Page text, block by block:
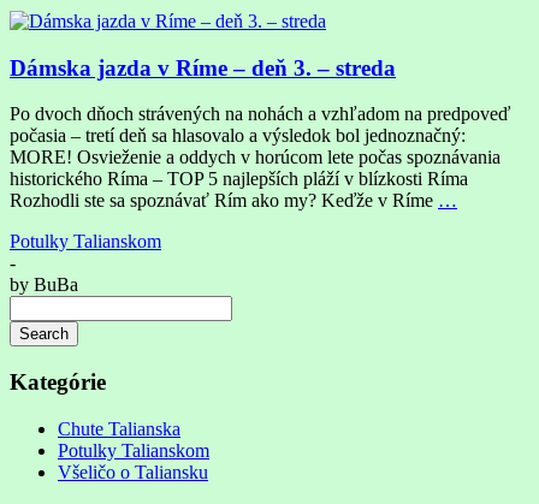
Dámska jazda v Ríme – deň 3. – streda
Po dvoch dňoch strávených na nohách a vzhľadom na predpoveď
počasia – tretí deň sa hlasovalo a výsledok bol jednoznačný:
MORE! Osvieženie a oddych v horúcom lete počas spoznávania
historického Ríma – TOP 5 najlepších pláží v blízkosti Ríma
Rozhodli ste sa spoznávať Rím ako my? Keďže v Ríme …
Potulky Talianskom
-
by BuBa
Search
is
progress
Kategórie
Chute Talianska
Potulky Talianskom
Všeličo o Taliansku